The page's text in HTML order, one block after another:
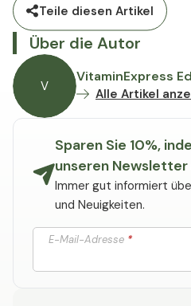
Teile diesen Artikel
Über die Autor
V
VitaminExpress
Alle Artikel
Sparen Sie 10%,
unseren Newsletter
Immer gut informiert
und Neuigkeiten.
E-Mail-Adresse *